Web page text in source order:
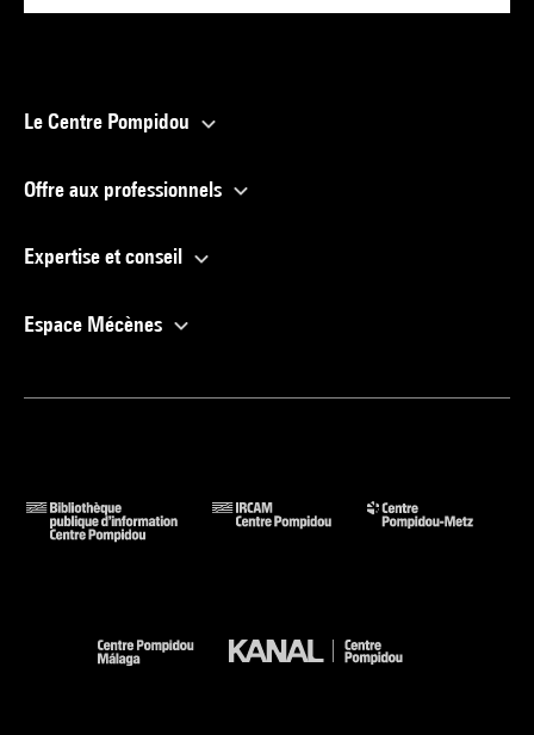
Le Centre Pompidou
Offre aux professionnels
Expertise et conseil
Espace Mécènes